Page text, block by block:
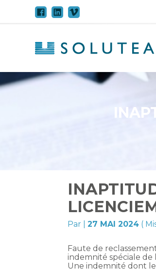
au
contenu
Par |27 MAI 2024 (
Faute de
indemnité spéciale
Une indemnité dont